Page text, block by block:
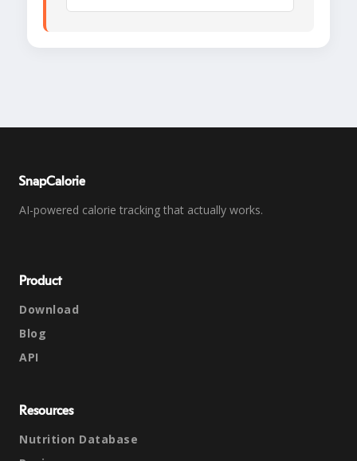
SnapCalorie
AI-powered calorie tracking that actually works.
Product
Download
Blog
API
Resources
Nutrition Database